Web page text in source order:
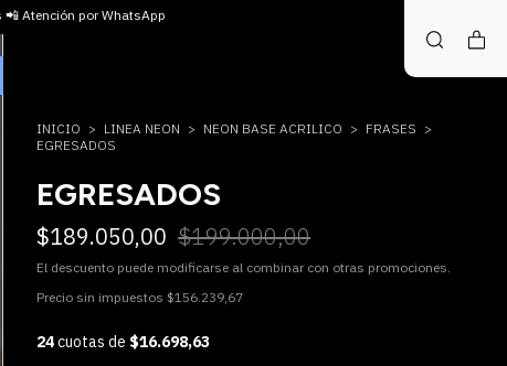
📲 Atención por WhatsApp
INICIO > LINEA NEON > NEON BASE ACRILICO > FRASES >
EGRESADOS
EGRESADOS
$189.050,00 $199.000,00
El descuento puede modificarse al combinar con otras promociones.
Precio sin impuestos $156.239,67
24cuotas de $16.698,63